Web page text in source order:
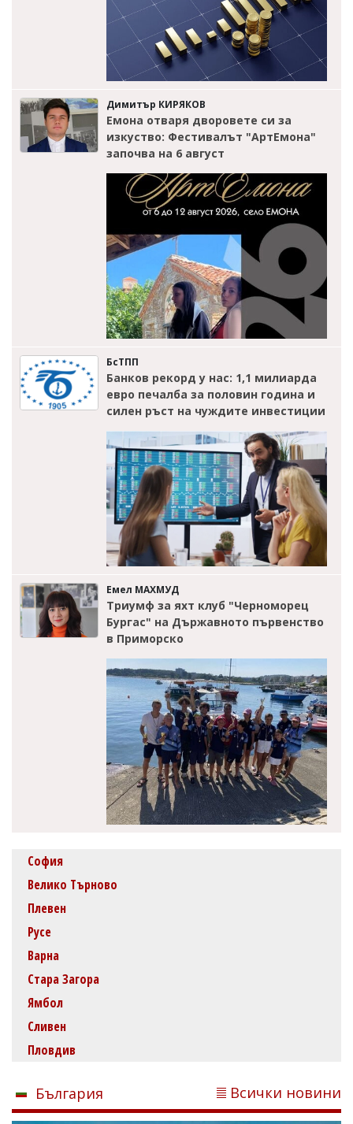
Димитър КИРЯКОВ
Емона отваря дворовете си за
изкуство: Фестивалът "АртЕмона"
започва на 6 август
БсТПП
Банков рекорд у нас: 1,1 милиарда
евро печалба за половин година и
силен ръст на чуждите инвестиции
Емел МАХМУД
Триумф за яхт клуб "Черноморец
Бургас" на Държавното първенство
в Приморско
София
Велико Търново
Плевен
Русе
Варна
Стара Загора
Ямбол
Сливен
Пловдив
България Всички новини